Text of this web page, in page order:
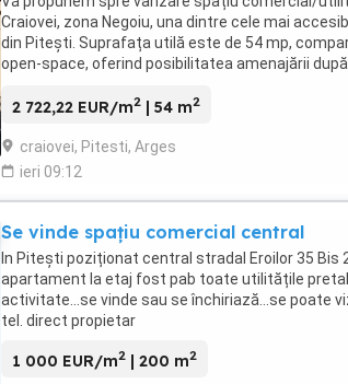
Craiovei, zona Negoiu, una dintre cele mai
din Pitești. Suprafața utilă este de 54 mp,
open-space, oferind posibilitatea amenajării
2 722,22 EUR/m2 | 54 m2
craiovei, Pitesti, Arges
ieri 09:12
Se vinde spațiu comercial central
In Pitești poziționat central stradal Eroilor 35 Bis
apartament la etaj fost pab toate utilitățile
activitate...se vinde sau se închiriază...se poate
tel. direct propietar
1 000 EUR/m2 | 200 m2